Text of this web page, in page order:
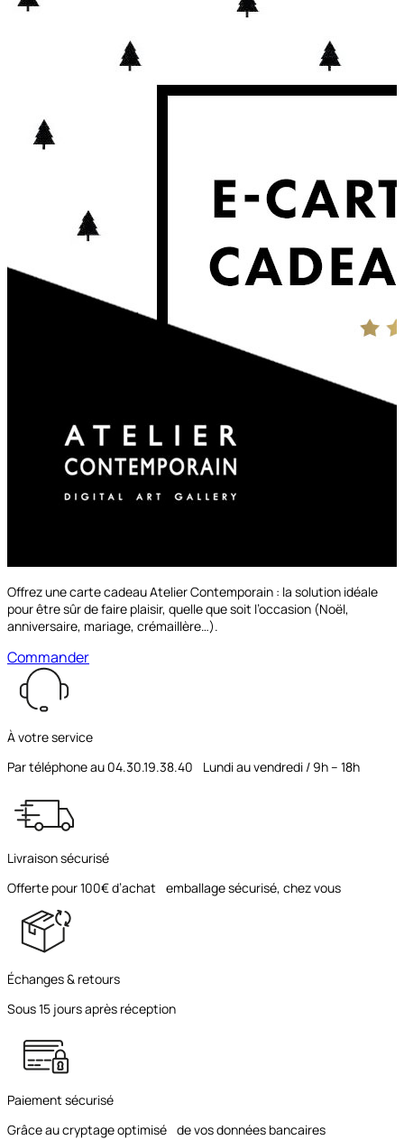
Offrez une carte cadeau Atelier Contemporain : la solution idéale
pour être sûr de faire plaisir, quelle que soit l’occasion (Noël,
anniversaire, mariage, crémaillère…).
Commander
À votre service
Par téléphone au 04.30.19.38.40 Lundi au vendredi / 9h – 18h
Livraison sécurisé
Offerte pour 100€ d’achat emballage sécurisé, chez vous
Échanges & retours
Sous 15 jours après réception
Paiement sécurisé
Grâce au cryptage optimisé de vos données bancaires